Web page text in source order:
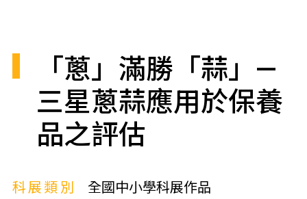
「蔥」滿勝「蒜」—
三星蔥蒜應用於保養
品之評估
科展類別
全國中小學科展作品